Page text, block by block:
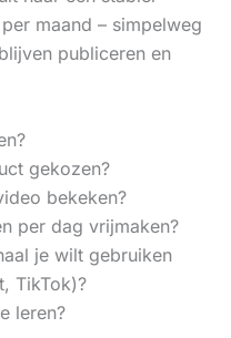
maand – simpelweg
publiceren en
gekozen?
bekeken?
per dag vrijmaken?
je wilt gebruiken
TikTok)?
leren?